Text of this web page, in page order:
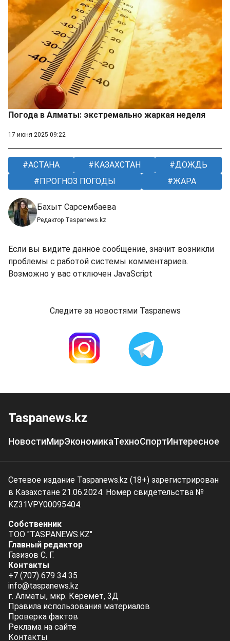
Погода в Алматы: экстремально жаркая неделя
17 июня 2025 09:22
АСТАНА КАЗАХСТАН
ДОЖДЬ
ПРОГНОЗ ПОГОДЫ
ЖАРА
Бахыт Сарсембаева
Редактор Taspanews.kz
Если вы видите данное сообщение, значит возникли
проблемы с работой системы комментариев.
Возможно у вас отключен JavaScript
Следите за новостями Taspanews
Taspanews.kz
НовостиМирЭкономикаТехноСпортИнтересное
Сетевое издание Taspanews.kz (18+) зарегистрирован
в Казахстане 21.06.2024. Номер свидетельства №
KZ31VPY00095404.
Собственник
ТОО "TASPANEWS.KZ"
Главный редактор
Газизов С. Г.
Контакты
+7 (707) 679 34 35
info@taspanews.kz
г. Алматы, мкр. Керемет, 3Д
Правила использования материалов
Проверка фактов
Реклама на сайте
Контакты